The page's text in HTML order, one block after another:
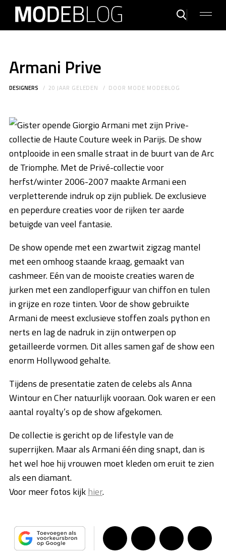
Armani Prive
DESIGNERS 20 JAAR GELEDEN DOOR MODE MODEBLOG
Gister opende Giorgio Armani met zijn Prive-
collectie de Haute Couture week in Parijs. De show
ontplooide in een smalle straat in de buurt van de Arc
de Triomphe. Met de Privé-collectie voor
herfst/winter 2006-2007 maakte Armani een
verpletterende indruk op zijn publiek. De exclusieve
en peperdure creaties voor de rijken ter aarde
betuigde van veel fantasie.
De show opende met een zwartwit zigzag mantel
met een omhoog staande kraag, gemaakt van
cashmeer. Eén van de mooiste creaties waren de
jurken met een zandloperfiguur van chiffon en tulen
in grijze en roze tinten. Voor de show gebruikte
Armani de meest exclusieve stoffen zoals python en
nerts en lag de nadruk in zijn ontwerpen op
getailleerde vormen. Dit alles samen gaf de show een
enorm Hollywood gehalte.
Tijdens de presentatie zaten de celebs als Anna
Wintour en Cher natuurlijk vooraan. Ook waren er een
aantal royalty’s op de show afgekomen.
De collectie is gericht op de lifestyle van de
superrijken. Maar als Armani één ding snapt, dan is
het wel hoe hij vrouwen moet kleden om eruit te zien
als een diamant.
Voor meer fotos kijkhier.